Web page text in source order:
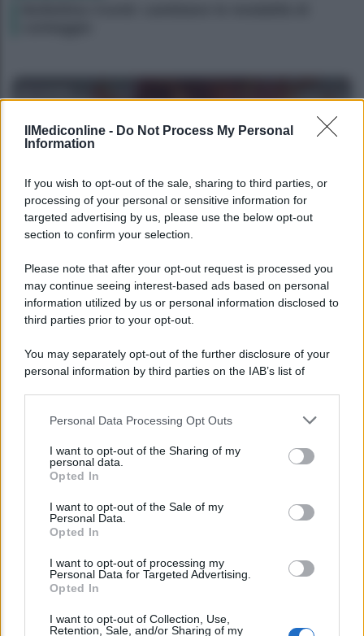
IlMediconline - Do Not Process My Personal
Information
If you wish to opt-out of the sale, sharing to third parties, or
processing of your personal or sensitive information for
targeted advertising by us, please use the below opt-out
section to confirm your selection.
Please note that after your opt-out request is processed you
may continue seeing interest-based ads based on personal
information utilized by us or personal information disclosed to
third parties prior to your opt-out.
You may separately opt-out of the further disclosure of your
personal information by third parties on the IAB’s list of
This information may also be disclosed by us to third parties
disclose it to other third parties.
Please note that this website/app uses one or more Google
services and may gather and store information including but
not limited to your visit or usage behaviour. You may click to
grant or deny consent to Google and its third-party tags to
consent section.
Personal Data Processing Opt Outs
I want to opt-out of the Sharing of my
personal data.
Opted In
I want to opt-out of the Sale of my
Personal Data.
Opted In
I want to opt-out of processing my
Personal Data for Targeted Advertising.
Opted In
I want to opt-out of Collection, Use,
Retention, Sale, and/or Sharing of my
NEWS MEDICHE
Bollettino covid oggi 3 gennaio 2022: contagi,
ricoveri e morti
Camilla
Covid: come riattivare il Green Pass dopo
essersi contagiati